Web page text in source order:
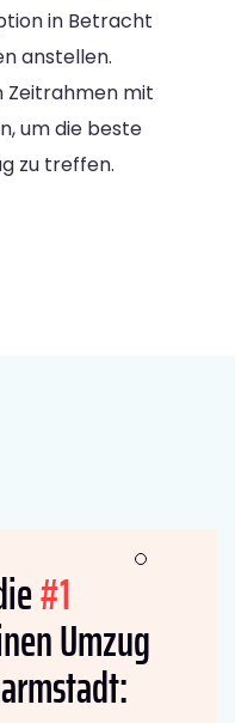
in Betracht
anstellen.
Zeitrahmen mit
um die beste
zu treffen.
#1
Umzug